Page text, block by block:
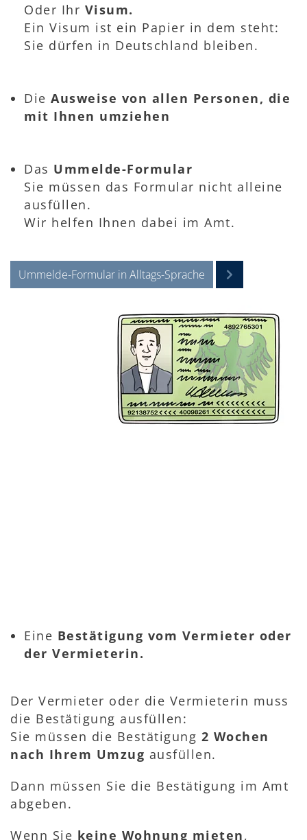
Oder Ihr Visum.
Ein Visum ist ein Papier in dem steht:
Sie dürfen in Deutschland bleiben.
Die Ausweise von allen Personen, die
mit Ihnen umziehen
Das Ummelde-Formular
Sie müssen das Formular nicht alleine
ausfüllen.
Wir helfen Ihnen dabei im Amt.
Ummelde-Formular in Alltags-Sprache
Eine Bestätigung vom Vermieter oder
der Vermieterin.
Der Vermieter oder die Vermieterin muss
die Bestätigung ausfüllen:
Sie müssen die Bestätigung 2 Wochen
nach Ihrem Umzug ausfüllen.
Dann müssen Sie die Bestätigung im Amt
abgeben.
Wenn Sie keine Wohnung mieten,